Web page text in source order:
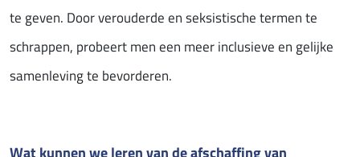
te geven. Door verouderde en seksistische termen te
schrappen, probeert men een meer inclusieve en gelijke
samenleving te bevorderen.
Wat kunnen we leren van de afschaffing van